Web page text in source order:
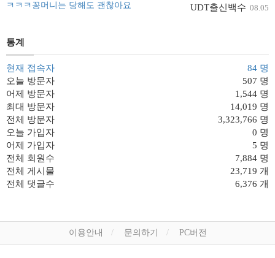
UDT출신백수 08.05
ㅋㅋㅋ꽁머니는 당해도 괜찮아요
통계
현재 접속자
84 명
오늘 방문자
507 명
어제 방문자
1,544 명
최대 방문자
14,019 명
전체 방문자
3,323,766 명
오늘 가입자
0 명
어제 가입자
5 명
전체 회원수
7,884 명
전체 게시물
23,719 개
전체 댓글수
6,376 개
이용안내 문의하기 PC버전